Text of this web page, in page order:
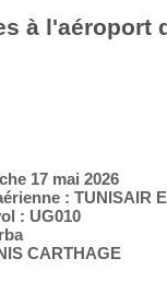
à l'aéroport
17 mai 2026
: TUNISAIR
: UG010
CARTHAGE